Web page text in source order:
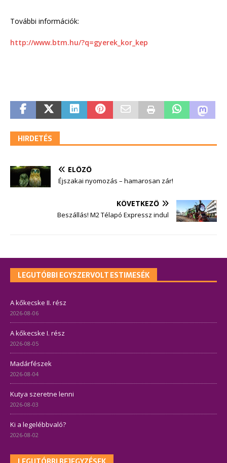
További információk:
http://www.btm.hu/?q=gyerek_kor_kep
HIRDETÉS
ELŐZŐ
Éjszakai nyomozás – hamarosan zár!
KÖVETKEZŐ
Beszállás! M2 Télapó Expressz indul
LEGUTÓBBI EGYSZERVOLT ESTIMESÉK
A kőkecske II. rész
2026-08-06
A kőkecske I. rész
2026-08-05
Madárfészek
2026-08-04
Kutya szeretne lenni
2026-08-03
Ki a legelébbvaló?
2026-08-02